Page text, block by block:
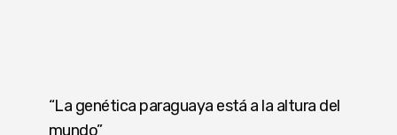
“La genética paraguaya está a la altura del
mundo”